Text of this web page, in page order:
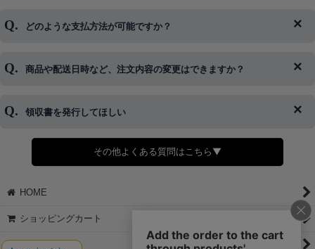
◆即日発送を行なっている関係上、午後以降のご連絡やキャンセル
※発送後、発送準備が完了しお手続きが間に合わない場合は変更、
どのような支払方法が可能ですか？
◆代金引換・クレジットカード・携帯キャリア決済・おねだり決
商品や配送日時など、注文内容の変更はできますか？
◆商品発送前の変更は承っております。
さい。
領収書を発行してほしい
◆領収書はご希望頂いた場合のみ発行しております。
【これからご注文する場合】
STEP2「お届け先・お支払い」ページにて備考欄に下記の記載をお
願いします。
②宛名（空欄は上様は不可）
その他よくある質問はこちら▼
HOME
ショッピングカート